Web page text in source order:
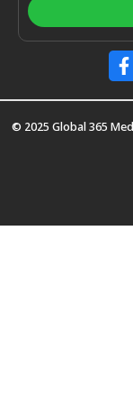
© 2025 Global 365